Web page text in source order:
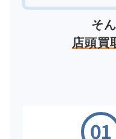
そ
店頭買